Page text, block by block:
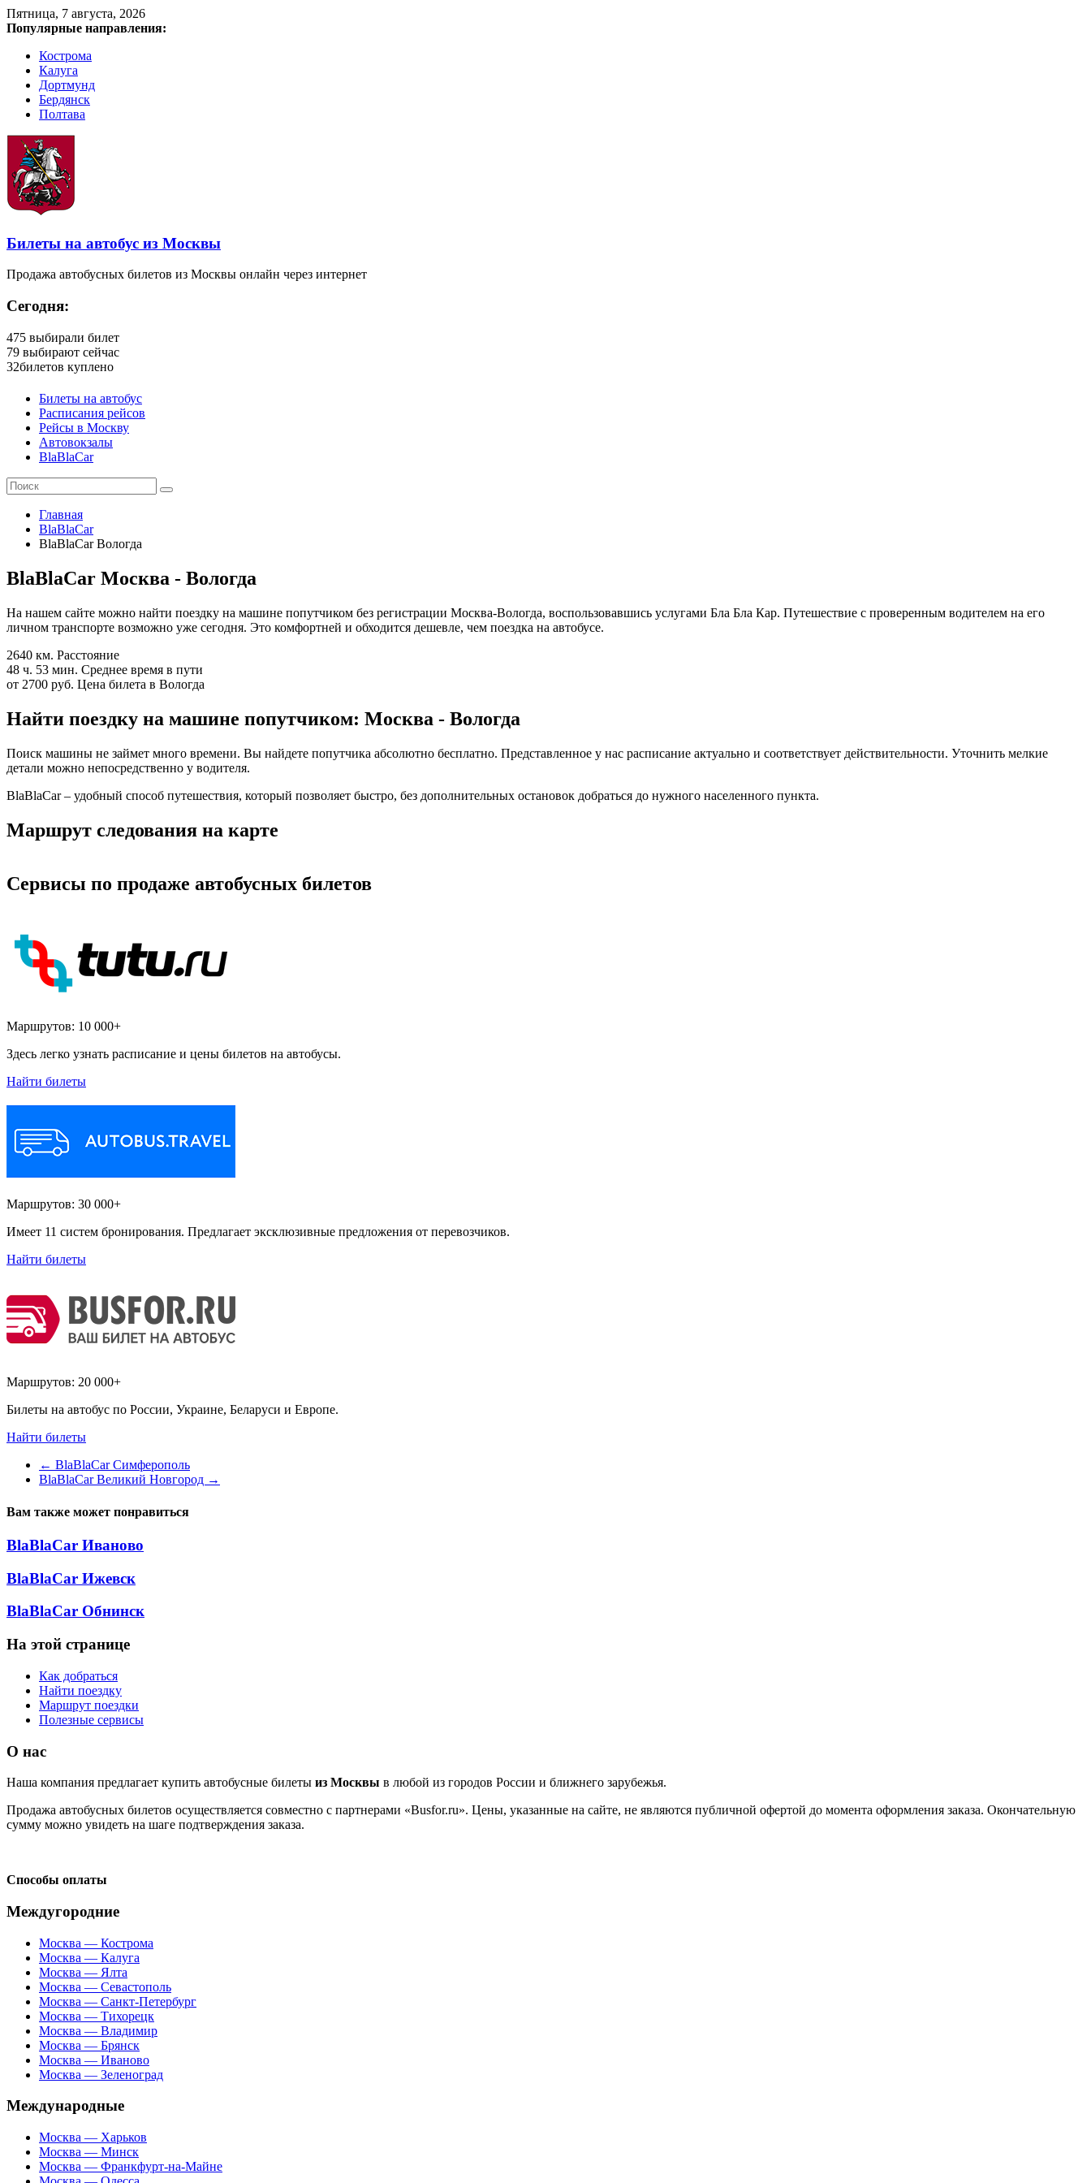
Пятница, 7 августа, 2026
Популярные направления:
Кострома
Калуга
Дортмунд
Бердянск
Полтава
Билеты на автобус из Москвы
Продажа автобусных билетов из Москвы онлайн через интернет
Сегодня:
475 выбирали билет
79 выбирают сейчас
32билетов куплено
Билеты на автобус
Расписания рейсов
Рейсы в Москву
Автовокзалы
BlaBlaCar
Главная
BlaBlaCar
BlaBlaCar Вологда
BlaBlaCar Москва - Вологда
На нашем сайте можно найти поездку на машине попутчиком без регистрации Москва-Вологда, воспользовавшись услугами Бла Бла Кар. Путешествие с проверенным водителем на его
личном транспорте возможно уже сегодня. Это комфортней и обходится дешевле, чем поездка на автобусе.
2640 км. Расстояние
48 ч. 53 мин. Среднее время в пути
от 2700 руб. Цена билета в Вологда
Найти поездку на машине попутчиком: Москва - Вологда
Поиск машины не займет много времени. Вы найдете попутчика абсолютно бесплатно. Представленное у нас расписание актуально и соответствует действительности. Уточнить мелкие
детали можно непосредственно у водителя.
BlaBlaCar – удобный способ путешествия, который позволяет быстро, без дополнительных остановок добраться до нужного населенного пункта.
Маршрут следования на карте
Сервисы по продаже автобусных билетов
Маршрутов: 10 000+
Здесь легко узнать расписание и цены билетов на автобусы.
Найти билеты
Маршрутов: 30 000+
Имеет 11 систем бронирования. Предлагает эксклюзивные предложения от перевозчиков.
Найти билеты
Маршрутов: 20 000+
Билеты на автобус по России, Украине, Беларуси и Европе.
Найти билеты
← BlaBlaCar Симферополь
BlaBlaCar Великий Новгород →
Вам также может понравиться
BlaBlaCar Иваново
BlaBlaCar Ижевск
BlaBlaCar Обнинск
На этой странице
Как добраться
Найти поездку
Маршрут поездки
Полезные сервисы
О нас
Наша компания предлагает купить автобусные билеты из Москвы в любой из городов России и ближнего зарубежья.
Продажа автобусных билетов осуществляется совместно с партнерами «Busfor.ru». Цены, указанные на сайте, не являются публичной офертой до момента оформления заказа. Окончательную
сумму можно увидеть на шаге подтверждения заказа.
Способы оплаты
Междугородние
Москва — Кострома
Москва — Калуга
Москва — Ялта
Москва — Севастополь
Москва — Санкт-Петербург
Москва — Тихорецк
Москва — Владимир
Москва — Брянск
Москва — Иваново
Москва — Зеленоград
Международные
Москва — Харьков
Москва — Минск
Москва — Франкфурт-на-Майне